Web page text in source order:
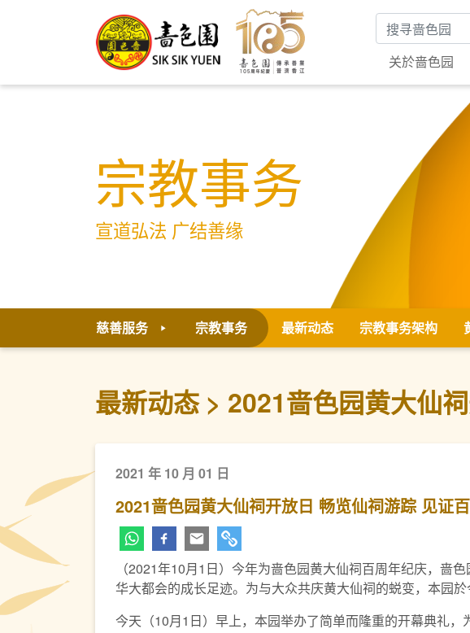
搜寻关键字
关於啬色园
宗教事务
宣道弘法 广结善缘
慈善服务 宗教事务 最新动态 宗教事务架构
最新动态 2021啬色园黄大仙
2021 年 10 月 01 日
2021啬色园黄大仙祠开放日 畅览仙祠游踪 见证
（2021年10月1日）今年为啬色园黄大仙祠百周年纪庆，啬
华大都会的成长足迹。为与大众共庆黄大仙祠的蜕变，本园
今天（10月1日）早上，本园举办了简单而隆重的开幕典礼